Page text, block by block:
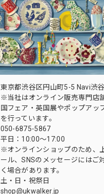
東京都渋谷区円山町5-5 Navi渋
※当社はオンライン販売専門店
国フェア・英国展やポップアッ
を行っています。
050-6875-5867
平日：10:00～17:00
※オンラインショップのため、
ール、SNSのメッセージにはご
く場合があります。
土・日・祝祭日
shop@ukwalker.jp